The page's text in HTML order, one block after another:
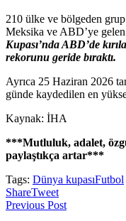
210 ülke ve bölgeden
Meksika ve ABD’ye
Kupası’nda ABD’de
rekorunu geride bıraktı.
Ayrıca 25 Haziran 2026
günde kaydedilen en
Kaynak: İHA
***Mutluluk, adalet,
paylaştıkça artar***
Tags: Dünya kupasıFutbol
ShareTweet
Previous Post